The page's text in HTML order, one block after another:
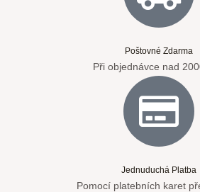
Poštovné Zdarma
Při objednávce nad
Jednuduchá Platba
Pomocí platebních karet